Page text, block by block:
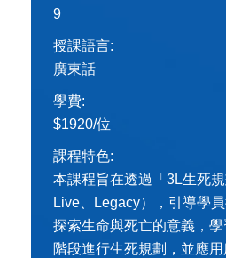
9
授課語言:
廣東話
學費:
$1920/位
課程特色:
本課程旨在透過「3L生死規
Live、Legacy），引導學
探索生命與死亡的意義，
階段進行生死規劃，並應